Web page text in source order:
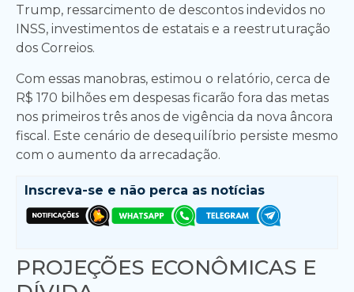
Trump, ressarcimento de descontos indevidos no
INSS, investimentos de estatais e a reestruturação
dos Correios.
Com essas manobras, estimou o relatório, cerca de
R$ 170 bilhões em despesas ficarão fora das metas
nos primeiros três anos de vigência da nova âncora
fiscal. Este cenário de desequilíbrio persiste mesmo
com o aumento da arrecadação.
Inscreva-se e não perca as notícias
PROJEÇÕES ECONÔMICAS E